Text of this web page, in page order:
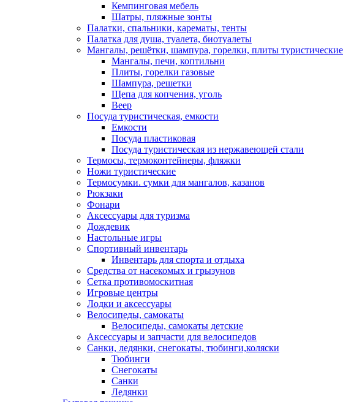
Кемпинговая мебель
Шатры, пляжные зонты
Палатки, спальники, карематы, тенты
Палатка для душа, туалета, биотуалеты
Мангалы, решётки, шампура, горелки, плиты туристические
Мангалы, печи, коптильни
Плиты, горелки газовые
Шампура, решетки
Щепа для копчения, уголь
Веер
Посуда туристическая, емкости
Емкости
Посуда пластиковая
Посуда туристическая из нержавеющей стали
Термосы, термоконтейнеры, фляжки
Ножи туристические
Термосумки. сумки для мангалов, казанов
Рюкзаки
Фонари
Аксессуары для туризма
Дождевик
Настольные игры
Спортивный инвентарь
Инвентарь для спорта и отдыха
Средства от насекомых и грызунов
Сетка противомоскитная
Игровые центры
Лодки и аксессуары
Велосипеды, самокаты
Велосипеды, самокаты детские
Аксессуары и запчасти для велосипедов
Санки, ледянки, снегокаты, тюбинги,коляски
Тюбинги
Снегокаты
Санки
Ледянки